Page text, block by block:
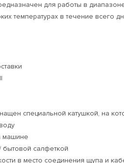
для работы в
температурах в течение всего
специальной катушкой, на
машине
салфеткой
в место соединения щупа и